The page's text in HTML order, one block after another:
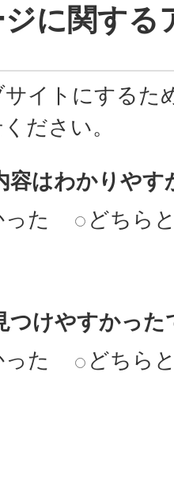
に関する
イトにするた
ださい。
容はわかりやす
た
どちら
つけやすかった
た
どちら